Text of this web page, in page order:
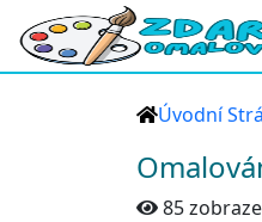
Úvodní
85